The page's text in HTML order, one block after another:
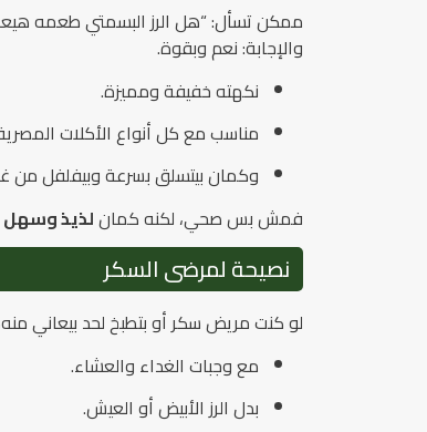
ممكن تسأل: “هل الرز البسمتي طعمه
والإجابة: نعم وبقوة.
نكهته خفيفة ومميزة.
مناسب مع كل أنواع الأكلات
وكمان بيتسلق بسرعة وبيفلفل من
فمش بس صحي، لكنه كمانلذيذ وسهل
نصيحة لمرضى السكر
لو كنت مريض سكر أو بتطبخ لحد بيعاني
مع وجبات الغداء والعشاء.
بدل الرز الأبيض أو العيش.